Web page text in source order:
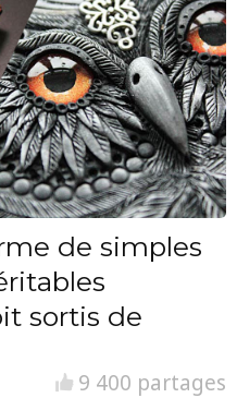
de simples
sortis de
9 400 partages